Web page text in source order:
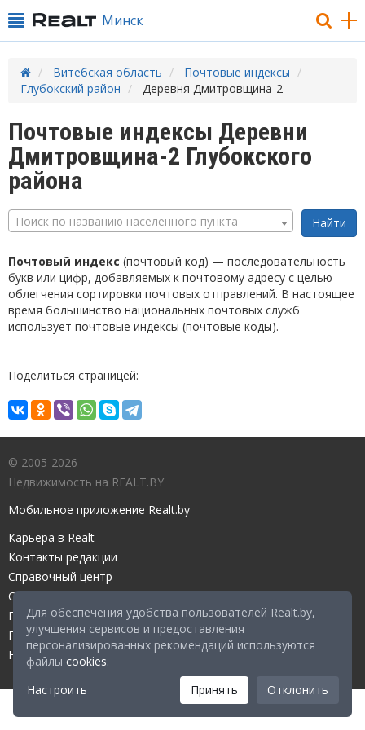
Для обеспечения удобства пользователей Realt.by,
улучшения сервисов и предоставления
персонализированных рекомендаций используются
файлы cookies.
Настроить
Принять Отклонить
Минск
Витебская область
Почтовые индексы
Глубокский район
Деревня Дмитровщина-2
Почтовые индексы Деревни
Дмитровщина-2 Глубокского
района
Поиск по названию населенного пункта
Почтовый индекс (почтовый код) — последовательность
букв или цифр, добавляемых к почтовому адресу с целью
облегчения сортировки почтовых отправлений. В настоящее
время большинство национальных почтовых служб
использует почтовые индексы (почтовые коды).
Поделиться страницей:
© 2005-2026
Недвижимость на REALT.BY
Мобильное приложение Realt.by
Карьера в Realt
Контакты редакции
Справочный центр
Служба поддержки
Прейскурант
Правовые документы
Настройка файлов cookies